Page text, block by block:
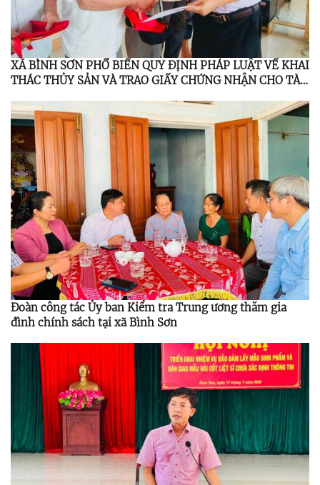
XÃ BÌNH SƠN PHỔ BIẾN QUY ĐỊNH PHÁP LUẬT VỀ KHAI
THÁC THỦY SẢN VÀ TRAO GIẤY CHỨNG NHẬN CHO TÀU
Đoàn công tác Ủy ban Kiểm tra Trung ương thăm gia
đình chính sách tại xã Bình Sơn